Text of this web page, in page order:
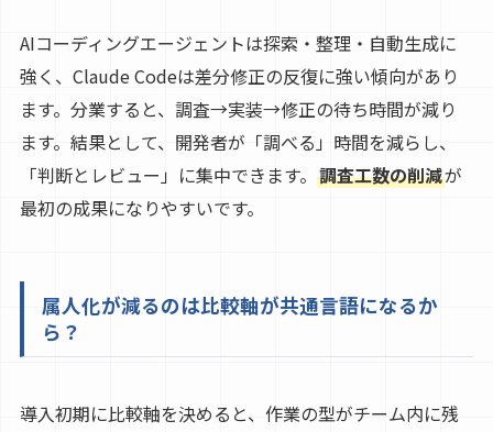
AIコーディングエージェントは探索・整理・自動生成に
強く、Claude Codeは差分修正の反復に強い傾向があり
ます。分業すると、調査→実装→修正の待ち時間が減り
ます。結果として、開発者が「調べる」時間を減らし、
「判断とレビュー」に集中できます。 調査工数の削減が
最初の成果になりやすいです。
属人化が減るのは比較軸が共通言語になるか
ら？
導入初期に比較軸を決めると、作業の型がチーム内に残